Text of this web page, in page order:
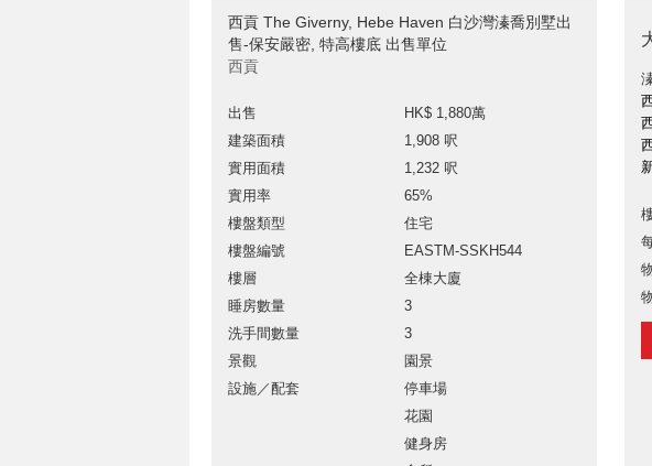
西貢 The Giverny, Hebe Haven 白沙灣溱喬別墅出
售-保安嚴密, 特高樓底 出售單位
西貢
出售
HK$ 1,880萬
建築面積
1,908 呎
實用面積
1,232 呎
實用率
65%
樓盤類型
住宅
樓盤編號
EASTM-SSKH544
樓層
全棟大廈
睡房數量
3
洗手間數量
3
景觀
園景
設施／配套
停車場
花園
健身房